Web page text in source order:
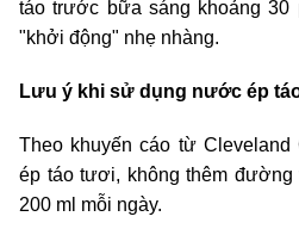
táo trước bữa sáng khoảng 30
"khởi động" nhẹ nhàng.
Lưu ý khi sử dụng nước ép
Theo khuyến cáo từ
ép táo tươi, không thêm đường
200 ml mỗi ngày.